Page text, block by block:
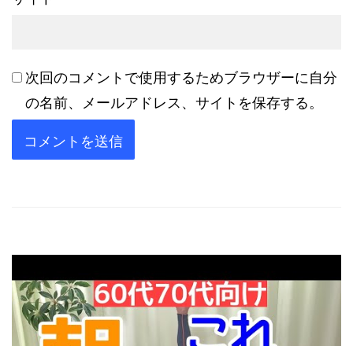
次回のコメントで使用するためブラウザーに自分
の名前、メールアドレス、サイトを保存する。